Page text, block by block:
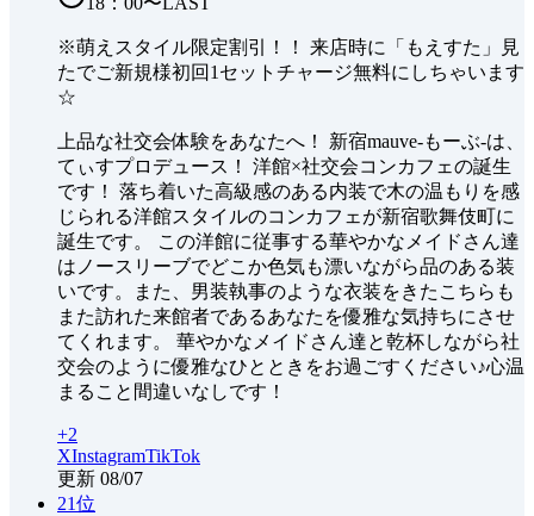
※萌えスタイル限定割引！！ 来店時に「もえすた」見
たでご新規様初回1セットチャージ無料にしちゃいます
☆
上品な社交会体験をあなたへ！ 新宿mauve-もーぶ-は、
てぃすプロデュース！ 洋館×社交会コンカフェの誕生
です！ 落ち着いた高級感のある内装で木の温もりを感
じられる洋館スタイルのコンカフェが新宿歌舞伎町に
誕生です。 この洋館に従事する華やかなメイドさん達
はノースリーブでどこか色気も漂いながら品のある装
いです。また、男装執事のような衣装をきたこちらも
また訪れた来館者であるあなたを優雅な気持ちにさせ
てくれます。 華やかなメイドさん達と乾杯しながら社
交会のように優雅なひとときをお過ごすください♪心温
まること間違いなしです！
+2
XInstagramTikTok
更新 08/07
21位